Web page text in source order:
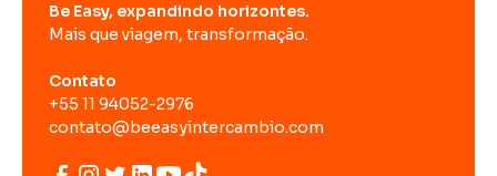
Be Easy, expandindo horizontes.
Mais que viagem, transformação.
Contato
+55 11 94052-2976
contato@beeasyintercambio.com